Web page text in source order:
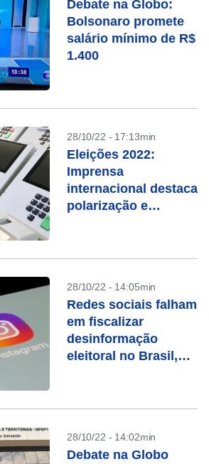
Debate na Globo:
Bolsonaro promete
salário mínimo de R$
1.400
28/10/22 - 17:13min
Eleições 2022:
Imprensa
internacional destaca
polarização e
28/10/22 - 14:05min
Redes sociais falham
em fiscalizar
desinformação
eleitoral no Brasil,
28/10/22 - 14:02min
Debate na Globo